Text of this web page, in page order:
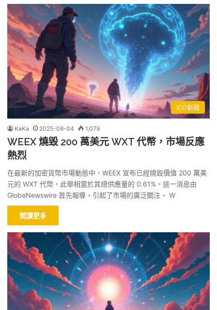
ICO新聞
KaKa 2025-08-04 1,079
WEEX 燒毀 200 萬美元 WXT 代幣，市場反應
熱烈
在最新的加密貨幣市場動態中，WEEX 宣布已經燒毀價值 200 萬美
元的 WXT 代幣，此舉相當於其總供應量的 0.61%。這一消息由
GlobeNewswire 首先報導，引起了市場的廣泛關注。 W
閱讀更多